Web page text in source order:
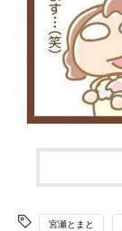
宮瀬とまと